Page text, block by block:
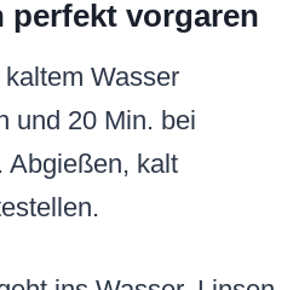
perfekt vorgaren
Wasser
und 20 Min. bei
Abgießen, kalt